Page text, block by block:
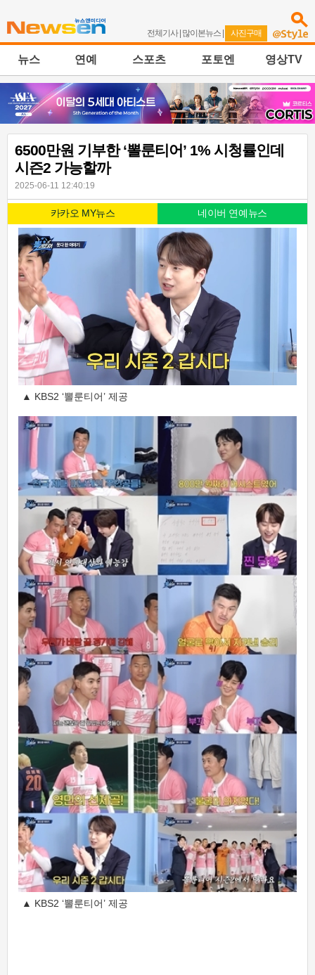
전체기사| 많이본뉴스 | 사진구매
뉴스 연예 스포츠 포토엔 영상TV
6500만원 기부한 ‘뽈룬티어’ 1% 시청률인데
시즌2 가능할까
2025-06-11 12:40:19
카카오 MY뉴스 네이버 연예뉴스
▲ KBS2 ‘뽈룬티어’ 제공
▲ KBS2 ‘뽈룬티어’ 제공